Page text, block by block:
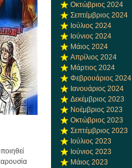
Οκτώβριος 2024
Σεπτέμβριος 2024
Ιούλιος 2024
Ιούνιος 2024
Μάιος 2024
Απρίλιος 2024
Μάρτιος 2024
Φεβρουάριος 2024
Ιανουάριος 2024
Δεκέμβριος 2023
Νοέμβριος 2023
Οκτώβριος 2023
Σεπτέμβριος 2023
Ιούλιος 2023
Ιούνιος 2023
Μάιος 2023